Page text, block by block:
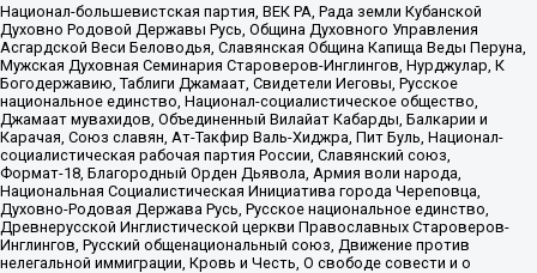
Национал-большевистская партия, ВЕК РА, Рада земли Кубанской
Духовно Родовой Державы Русь, Община Духовного Управления
Асгардской Веси Беловодья, Славянская Община Капища Веды Перуна,
Мужская Духовная Семинария Староверов-Инглингов, Нурджулар, К
Богодержавию, Таблиги Джамаат, Свидетели Иеговы, Русское
национальное единство, Национал-социалистическое общество,
Джамаат мувахидов, Объединенный Вилайат Кабарды, Балкарии и
Карачая, Союз славян, Ат-Такфир Валь-Хиджра, Пит Буль, Национал-
социалистическая рабочая партия России, Славянский союз,
Формат-18, Благородный Орден Дьявола, Армия воли народа,
Национальная Социалистическая Инициатива города Череповца,
Духовно-Родовая Держава Русь, Русское национальное единство,
Древнерусской Инглистической церкви Православных Староверов-
Инглингов, Русский общенациональный союз, Движение против
нелегальной иммиграции, Кровь и Честь, О свободе совести и о